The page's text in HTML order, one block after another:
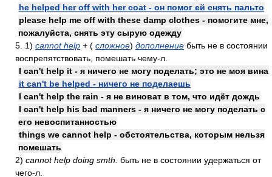
he helped her off with her coat - он помог ей снять пальто
please help me off with these damp clothes - помогите мне,
пожалуйста, снять эту сырую одежду
5. 1) cannot help + ( сложное) дополнение быть не в состоянии
воспрепятствовать, помешать чему-л.
I can't help it - я ничего не могу поделать; это не моя вина
it can't be helped - ничего не поделаешь
I can't help the rain - я не виноват в том, что идёт дождь
I can't help his bad manners - я ничего не могу поделать с
его невоспитанностью
things we cannot help - обстоятельства, которым нельзя
помешать
2) cannot help doing smth. быть не в состоянии удержаться от
чего-л.